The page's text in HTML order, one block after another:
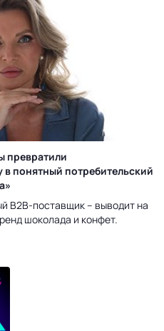
превратили
понятный потребительский
B2B-поставщик – выводит на
шоколада и конфет.